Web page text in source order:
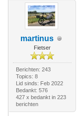
martinus
Fietser
Berichten: 243
Topics: 8
Lid sinds: Feb 2022
Bedankt: 576
427 x bedankt in 223
berichten